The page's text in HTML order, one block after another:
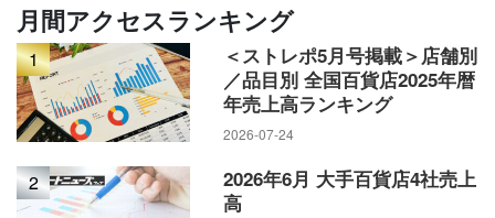
月間アクセスランキング
1
＜ストレポ5月号掲載＞店舗別
／品目別 全国百貨店2025年暦
年売上高ランキング
2026-07-24
2
2026年6月 大手百貨店4社売上
高